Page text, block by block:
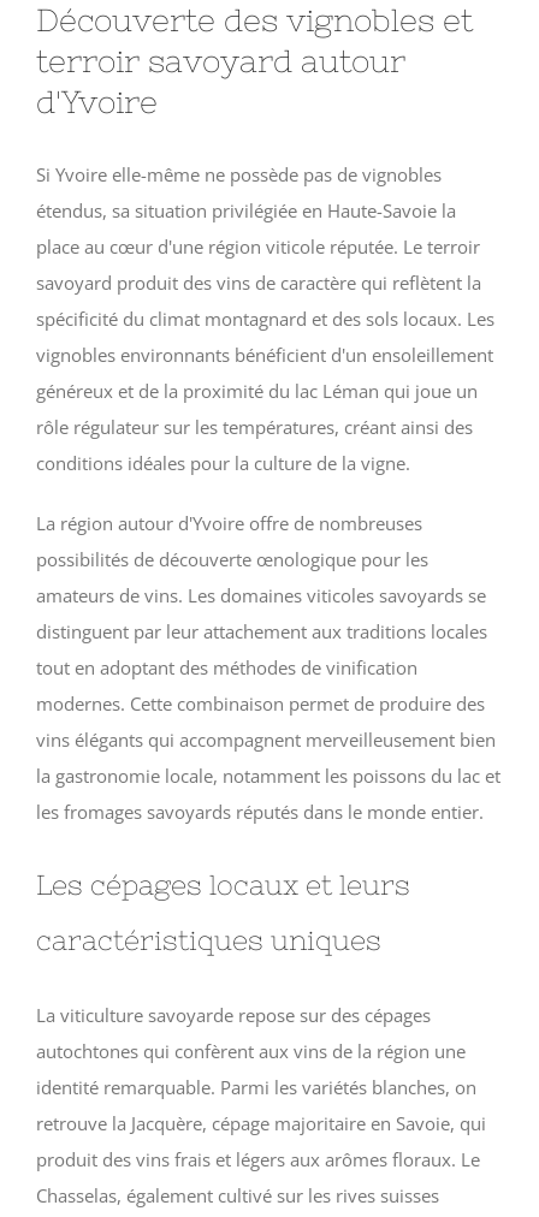
Découverte des vignobles et
terroir savoyard autour
d'Yvoire
Si Yvoire elle-même ne possède pas de vignobles
étendus, sa situation privilégiée en Haute-Savoie la
place au cœur d'une région viticole réputée. Le terroir
savoyard produit des vins de caractère qui reflètent la
spécificité du climat montagnard et des sols locaux. Les
vignobles environnants bénéficient d'un ensoleillement
généreux et de la proximité du lac Léman qui joue un
rôle régulateur sur les températures, créant ainsi des
conditions idéales pour la culture de la vigne.
La région autour d'Yvoire offre de nombreuses
possibilités de découverte œnologique pour les
amateurs de vins. Les domaines viticoles savoyards se
distinguent par leur attachement aux traditions locales
tout en adoptant des méthodes de vinification
modernes. Cette combinaison permet de produire des
vins élégants qui accompagnent merveilleusement bien
la gastronomie locale, notamment les poissons du lac et
les fromages savoyards réputés dans le monde entier.
Les cépages locaux et leurs
caractéristiques uniques
La viticulture savoyarde repose sur des cépages
autochtones qui confèrent aux vins de la région une
identité remarquable. Parmi les variétés blanches, on
retrouve la Jacquère, cépage majoritaire en Savoie, qui
produit des vins frais et légers aux arômes floraux. Le
Chasselas, également cultivé sur les rives suisses